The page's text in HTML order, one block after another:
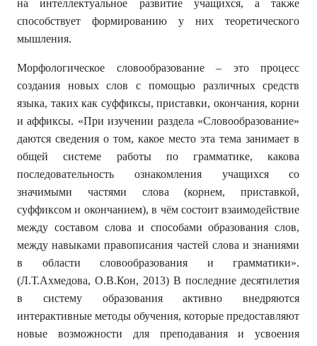
на интеллектуальное развитие учащихся, а также
способствует формированию у них теоретического
мышления.
Морфологическое словообразование – это процесс
создания новых слов с помощью различных средств
языка, таких как суффиксы, приставки, окончания, корни
и аффиксы. «При изучении раздела «Словообразование»
даются сведения о том, какое место эта тема занимает в
общей системе работы по грамматике, какова
последовательность ознакомления учащихся со
значимыми частями слова (корнем, приставкой,
суффиксом и окончанием), в чём состоит взаимодействие
между составом слова и способами образования слов,
между навыками правописания частей слова и знаниями
в области словообразования и грамматики».
(Л.Т.Ахмедова, О.В.Кон, 2013) В последние десятилетия
в систему образования активно внедряются
интерактивные методы обучения, которые предоставляют
новые возможности для преподавания и усвоения